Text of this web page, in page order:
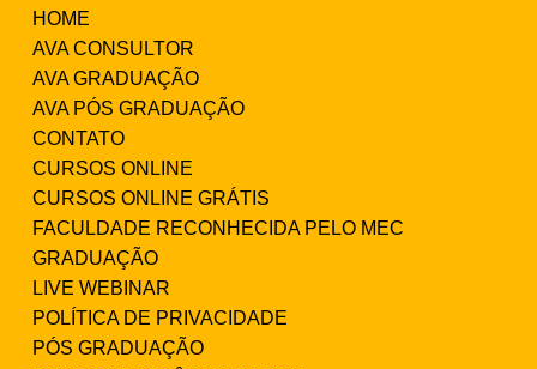
HOME
AVA CONSULTOR
AVA GRADUAÇÃO
AVA PÓS GRADUAÇÃO
CONTATO
CURSOS ONLINE
CURSOS ONLINE GRÁTIS
FACULDADE RECONHECIDA PELO MEC
GRADUAÇÃO
LIVE WEBINAR
POLÍTICA DE PRIVACIDADE
PÓS GRADUAÇÃO